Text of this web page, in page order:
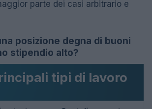
parte dei casi arbitrario e
posizione degna di buoni
stipendio alto?
tipi di lavoro